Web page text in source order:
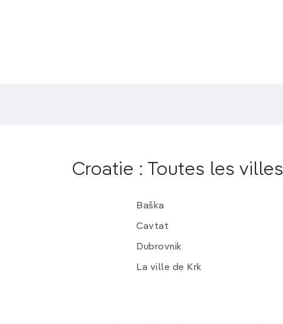
Croatie : Toutes les villes
Baška
Cavtat
Dubrovnik
La ville de Krk